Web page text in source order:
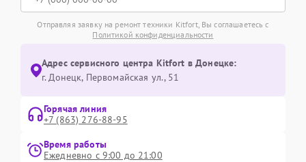
Отправляя заявку на ремонт техники Kitfort, Вы соглашаетесь с
Политикой конфиденциальности
Адрес сервисного центра Kitfort в Донецке:
г. Донецк, Первомайская ул., 51
Горячая линия
+7 (863) 276-88-95
Время работы
Ежедневно с 9:00 до 21:00